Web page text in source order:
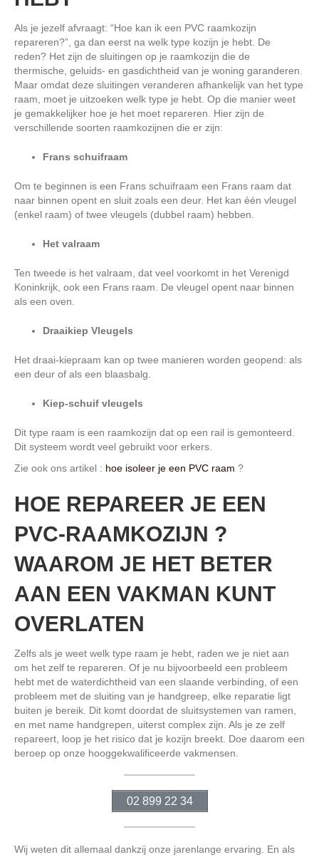
Als je jezelf afvraagt: “Hoe kan ik een PVC raamkozijn
repareren?”, ga dan eerst na welk type kozijn je hebt. De
reden? Het zijn de sluitingen op je raamkozijn die de
thermische, geluids- en gasdichtheid van je woning garanderen.
Maar omdat deze sluitingen veranderen afhankelijk van het type
raam, moet je uitzoeken welk type je hebt. Op die manier weet
je gemakkelijker hoe je het moet repareren. Hier zijn de
verschillende soorten raamkozijnen die er zijn:
Frans schuifraam
Om te beginnen is een Frans schuifraam een Frans raam dat
naar binnen opent en sluit zoals een deur. Het kan één vleugel
(enkel raam) of twee vleugels (dubbel raam) hebben.
Het valraam
Ten tweede is het valraam, dat veel voorkomt in het Verenigd
Koninkrijk, ook een Frans raam. De vleugel opent naar binnen
als een oven.
Draaikiep Vleugels
Het draai-kiepraam kan op twee manieren worden geopend: als
een deur of als een blaasbalg.
Kiep-schuif vleugels
Dit type raam is een raamkozijn dat op een rail is gemonteerd.
Dit systeem wordt veel gebruikt voor erkers.
Zie ook ons artikel : hoe isoleer je een PVC raam ?
HOE REPAREER JE EEN
PVC-RAAMKOZIJN ?
WAAROM JE HET BETER
AAN EEN VAKMAN KUNT
OVERLATEN
Zelfs als je weet welk type raam je hebt, raden we je niet aan
om het zelf te repareren. Of je nu bijvoorbeeld een probleem
hebt met de waterdichtheid van een slaande verbinding, of een
probleem met de sluiting van je handgreep, elke reparatie ligt
buiten je bereik. Dit komt doordat de sluitsystemen van ramen,
en met name handgrepen, uiterst complex zijn. Als je ze zelf
repareert, loop je het risico dat je kozijn breekt. Doe daarom een
beroep op onze hooggekwalificeerde vakmensen.
02 899 22 34
Wij weten dit allemaal dankzij onze jarenlange ervaring. En als